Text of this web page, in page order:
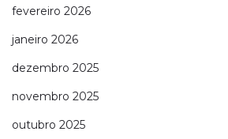
fevereiro 2026
janeiro 2026
dezembro 2025
novembro 2025
outubro 2025